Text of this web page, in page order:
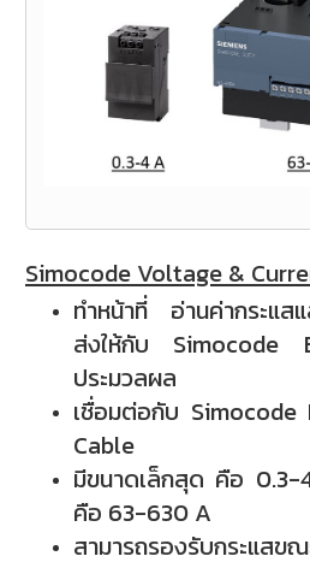
Simocode Voltage &
ทำหน้าที่ อ่านค่ากระแส
ส่งให้กับ Simocode
ประมวลผล
เชื่อมต่อกับ
Cable
มีขนาดเล็กสุด คือ
คือ 63-630 A
สามารถรองรับกระแ